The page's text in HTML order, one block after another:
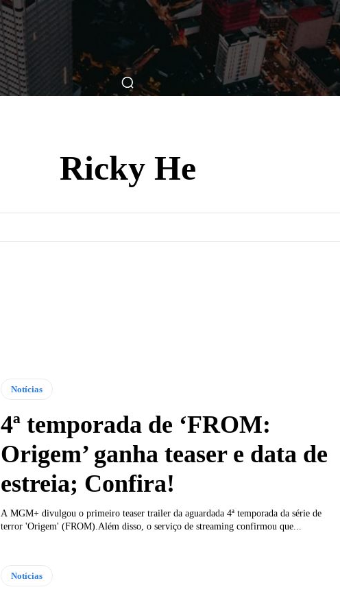
Breve Nos Cinemas Matérias Nos Cinemas Filmes
Ricky He
Notícias
4ª temporada de ‘FROM:
Origem’ ganha teaser e data de
estreia; Confira!
A MGM+ divulgou o primeiro teaser trailer da aguardada 4ª temporada da série de
terror 'Origem' (FROM).Além disso, o serviço de streaming confirmou que...
Notícias